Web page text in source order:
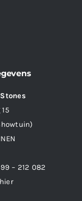
– 212 082